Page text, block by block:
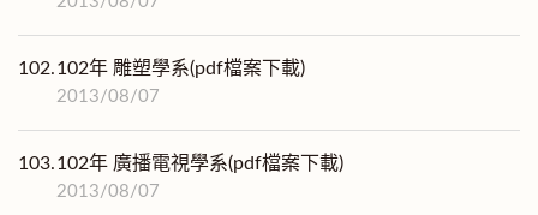
102.102年 雕塑學系(pdf檔案下載)
2013/08/07
103.102年 廣播電視學系(pdf檔案下載)
2013/08/07